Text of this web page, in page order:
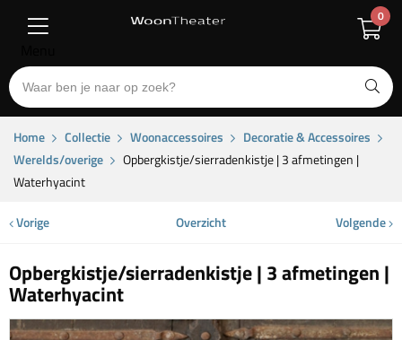
0
Home Collectie Woonaccessoires
Decoratie & Accessoires
Werelds/overige
Opbergkistje/sierradenkistje | 3 afmetingen |
Waterhyacint
Vorige Overzicht Volgende
Opbergkistje/sierradenkistje | 3 afmetingen |
Waterhyacint